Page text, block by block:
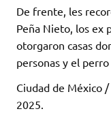
De frente, les
Peña Nieto, los ex
otorgaron casas
personas y el perro
Ciudad de México
2025.